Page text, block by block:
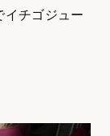
イチゴジュー